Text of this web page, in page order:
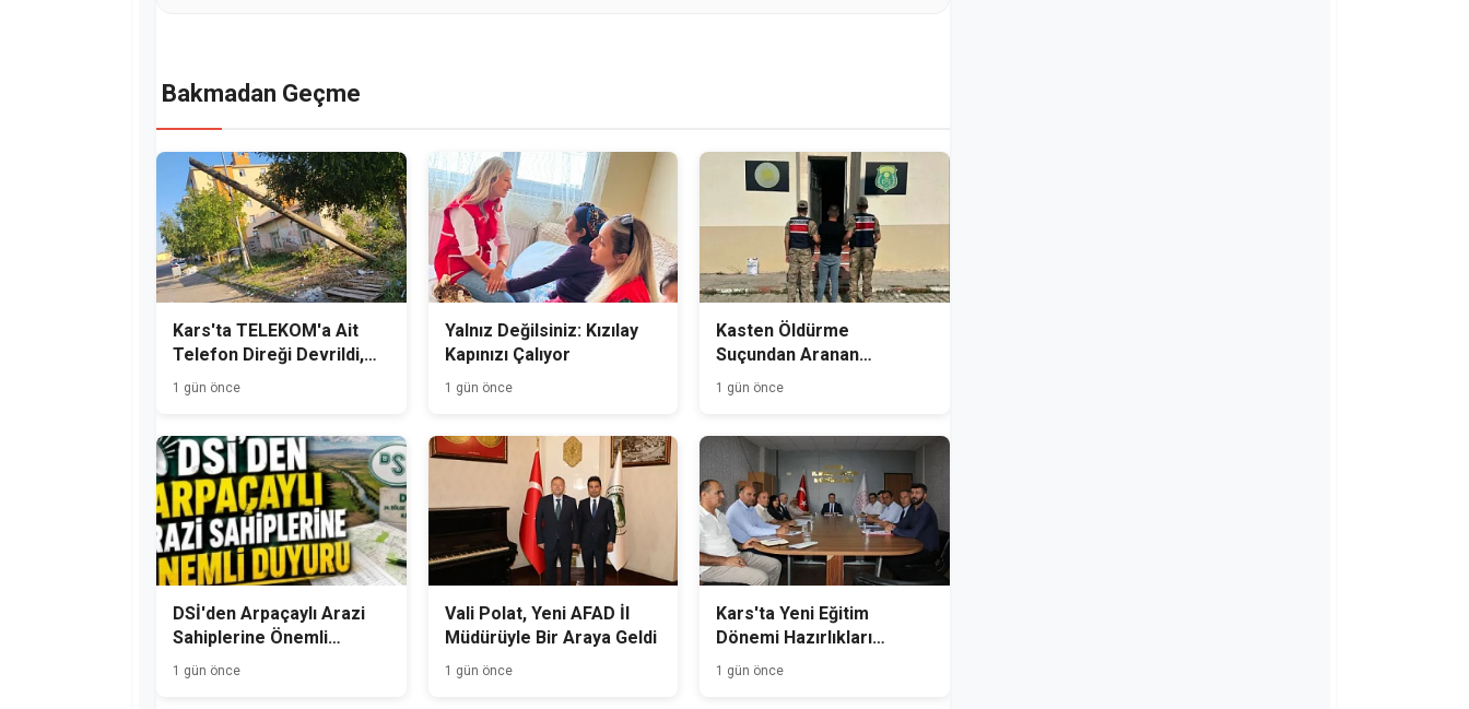
Bakmadan Geçme
Kars'ta TELEKOM'a Ait
Telefon Direği Devrildi,
Mahalle Sakinleri Önlem
Bekliyor
1 gün önce
Yalnız Değilsiniz: Kızılay
Kapınızı Çalıyor
1 gün önce
Kasten Öldürme
Suçundan Aranan
Hükümlü Kağızman'da
Yakalandı
1 gün önce
DSİ'den Arpaçaylı Arazi
Sahiplerine Önemli
Duyuru
1 gün önce
Vali Polat, Yeni AFAD İl
Müdürüyle Bir Araya Geldi
1 gün önce
Kars'ta Yeni Eğitim
Dönemi Hazırlıkları
Başladı
1 gün önce